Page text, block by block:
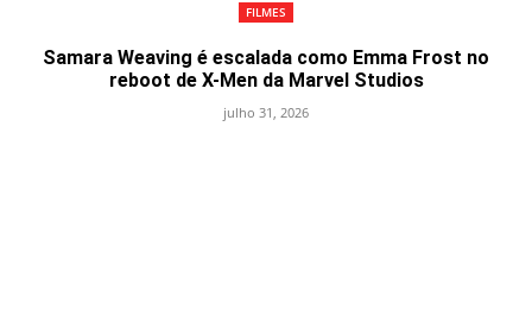
FILMES
Samara Weaving é escalada como Emma Frost no
reboot de X-Men da Marvel Studios
julho 31, 2026